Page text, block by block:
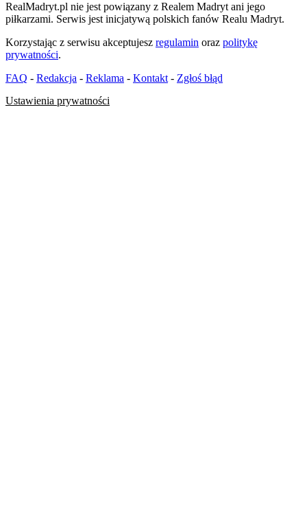
RealMadryt.pl nie jest powiązany z Realem Madryt ani jego
piłkarzami. Serwis jest inicjatywą polskich fanów Realu Madryt.
Korzystając z serwisu akceptujesz regulamin oraz politykę
prywatności.
FAQ - Redakcja - Reklama - Kontakt - Zgłoś błąd
Ustawienia prywatności